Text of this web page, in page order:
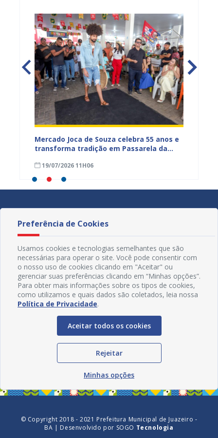
Mercado Joca de Souza celebra 55 anos e
transforma tradição em Passarela da
de Juazeiro
19/07/2026 11H06
Redes Sociais
© Copyright 2018 - 2021 Prefeitura Municipal de Juazeiro -
BA | Desenvolvido por SOGO Tecnologia
Preferência de Cookies
Usamos cookies e tecnologias semelhantes que são
necessárias para operar o site. Você pode consentir com
o nosso uso de cookies clicando em "Aceitar" ou
gerenciar suas preferências clicando em “Minhas opções”.
Para obter mais informações sobre os tipos de cookies,
como utilizamos e quais dados são coletados, leia nossa
Política de Privacidade.
Aceitar todos os cookies
Rejeitar
Minhas opções